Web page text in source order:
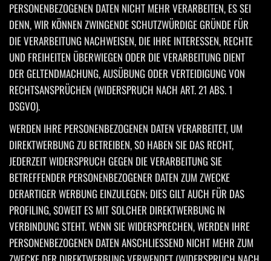
PERSONENBEZOGENEN DATEN NICHT MEHR VERARBEITEN, ES SEI
DENN, WIR KÖNNEN ZWINGENDE SCHUTZWÜRDIGE GRÜNDE FÜR
DIE VERARBEITUNG NACHWEISEN, DIE IHRE INTERESSEN, RECHTE
UND FREIHEITEN ÜBERWIEGEN ODER DIE VERARBEITUNG DIENT
DER GELTENDMACHUNG, AUSÜBUNG ODER VERTEIDIGUNG VON
RECHTSANSPRÜCHEN (WIDERSPRUCH NACH ART. 21 ABS. 1
DSGVO).
WERDEN IHRE PERSONENBEZOGENEN DATEN VERARBEITET, UM
DIREKTWERBUNG ZU BETREIBEN, SO HABEN SIE DAS RECHT,
JEDERZEIT WIDERSPRUCH GEGEN DIE VERARBEITUNG SIE
BETREFFENDER PERSONENBEZOGENER DATEN ZUM ZWECKE
DERARTIGER WERBUNG EINZULEGEN; DIES GILT AUCH FÜR DAS
PROFILING, SOWEIT ES MIT SOLCHER DIREKTWERBUNG IN
VERBINDUNG STEHT. WENN SIE WIDERSPRECHEN, WERDEN IHRE
PERSONENBEZOGENEN DATEN ANSCHLIESSEND NICHT MEHR ZUM